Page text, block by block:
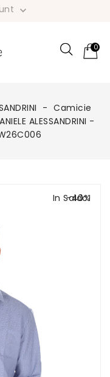

0
Camicie
ALESSANDRINI -
In Saldo!
-40%